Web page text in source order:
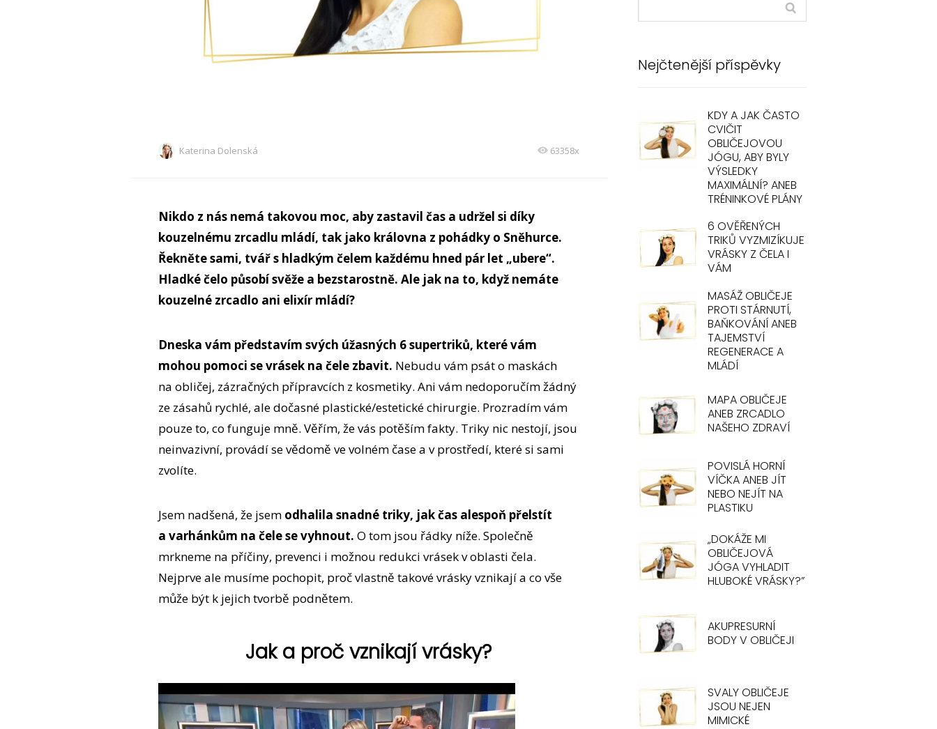
Katerina Dolenská 63358x
Nikdo z nás nemá takovou moc, aby zastavil čas a udržel si díky
kouzelnému zrcadlu mládí, tak jako královna z pohádky o Sněhurce.
Řekněte sami, tvář s hladkým čelem každému hned pár let „ubere“.
Hladké čelo působí svěže a bezstarostně. Ale jak na to, když nemáte
kouzelné zrcadlo ani elixír mládí?
Dneska vám představím svých úžasných 6 supertriků, které vám
mohou pomoci se vrásek na čele zbavit. Nebudu vám psát o maskách
na obličej, zázračných přípravcích z kosmetiky. Ani vám nedoporučím žádný
ze zásahů rychlé, ale dočasné plastické/estetické chirurgie. Prozradím vám
pouze to, co funguje mně. Věřím, že vás potěším fakty. Triky nic nestojí, jsou
neinvazivní, provádí se vědomě ve volném čase a v prostředí, které si sami
zvolíte.
Jsem nadšená, že jsem odhalila snadné triky, jak čas alespoň přelstít
a varhánkům na čele se vyhnout. O tom jsou řádky níže. Společně
mrkneme na příčiny, prevenci i možnou redukci vrásek v oblasti čela.
Nejprve ale musíme pochopit, proč vlastně takové vrásky vznikají a co vše
může být k jejich tvorbě podnětem.
Jak a proč vznikají vrásky?
Video
přehrávač
Nejčtenější příspěvky
KDY A JAK ČASTO
CVIČIT
OBLIČEJOVOU
JÓGU, ABY BYLY
VÝSLEDKY
MAXIMÁLNÍ? ANEB
TRÉNINKOVÉ PLÁNY
6 OVĚŘENÝCH
TRIKŮ VYZMIZÍKUJE
VRÁSKY Z ČELA I
VÁM
MASÁŽ OBLIČEJE
PROTI STÁRNUTÍ,
BAŇKOVÁNÍ ANEB
TAJEMSTVÍ
REGENERACE A
MLÁDÍ
MAPA OBLIČEJE
ANEB ZRCADLO
NAŠEHO ZDRAVÍ
POVISLÁ HORNÍ
VÍČKA ANEB JÍT
NEBO NEJÍT NA
PLASTIKU
„DOKÁŽE MI
OBLIČEJOVÁ
JÓGA VYHLADIT
HLUBOKÉ VRÁSKY?”
AKUPRESURNÍ
BODY V OBLIČEJI
SVALY OBLIČEJE
JSOU NEJEN
MIMICKÉ